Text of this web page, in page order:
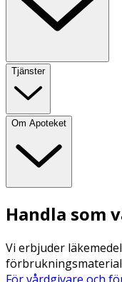
Tjänster
Om Apoteket
Handla som
Vi erbjuder